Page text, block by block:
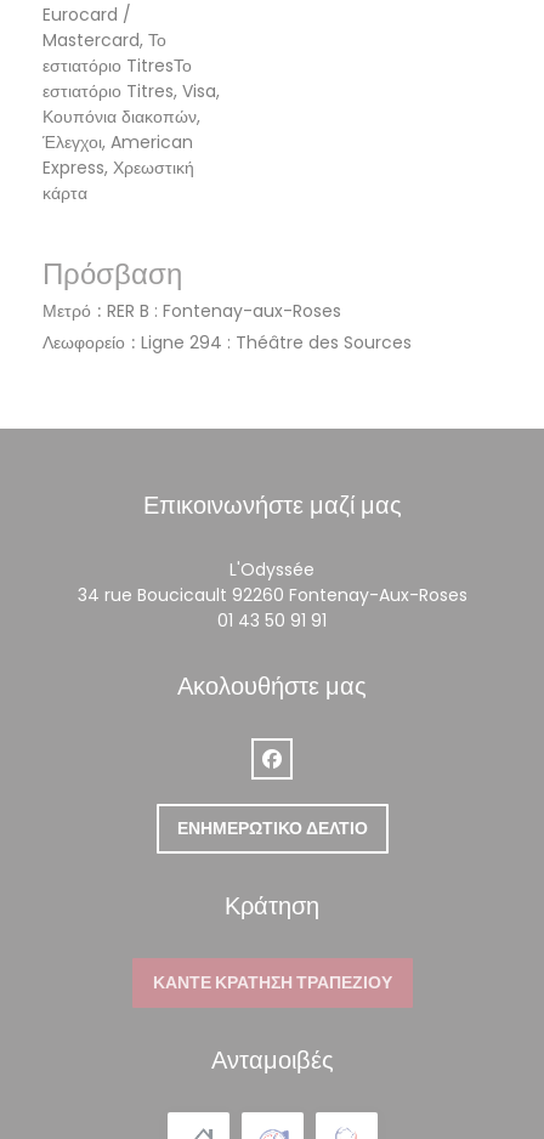
Eurocard /
Mastercard, Το
εστιατόριο TitresΤο
εστιατόριο Titres, Visa,
Κουπόνια διακοπών,
Έλεγχοι, American
Express, Χρεωστική
κάρτα
Πρόσβαση
Μετρό
RER B : Fontenay-aux-Roses
Λεωφορείο
Ligne 294 : Théâtre des Sources
Επικοινωνήστε μαζί μας
L'Odyssée
34 rue Boucicault 92260 Fontenay-Aux-Roses
01 43 50 91 91
Ακολουθήστε μας
Facebook ((ανοίγει σε νέο
ΕΝΗΜΕΡΩΤΙΚΌ ΔΕΛΤΊΟ
Κράτηση
ΚΆΝΤΕ ΚΡΆΤΗΣΗ ΤΡΑΠΕΖΙΟΎ
Ανταμοιβές